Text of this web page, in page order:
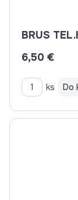
BRUS
6,50 €
ks Do